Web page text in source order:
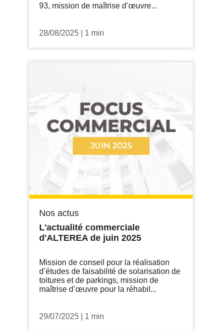
93, mission de maîtrise d’œuvre...
28/08/2025 1 min
Nos actus
L'actualité commerciale
d'ALTEREA de juin 2025
Mission de conseil pour la réalisation
d’études de faisabilité de solarisation de
toitures et de parkings, mission de
maîtrise d’œuvre pour la réhabil...
29/07/2025 1 min